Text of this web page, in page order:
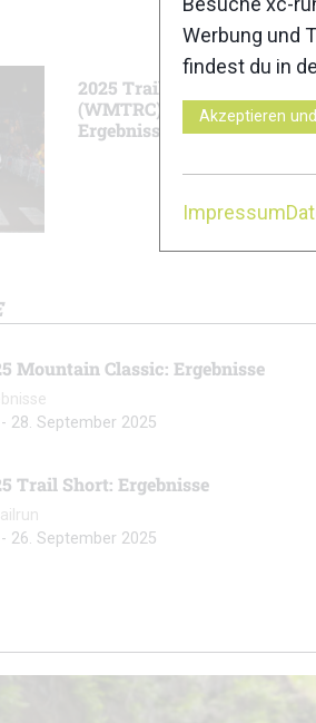
2025 Trail World
(WMTRC): Long Trail
Ergebnisse und Livestream
Mountain Classic: Ergebnisse
- 28. September 2025
Trail Short: Ergebnisse
- 26. September 2025
Werbung und
findest du in
Akzeptieren
Impressum